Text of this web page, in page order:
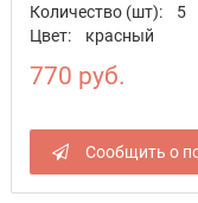
Количество (шт):
5
Цвет:
красный
770 руб.
Сообщить о